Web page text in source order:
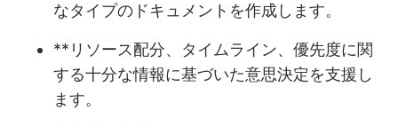
なタイプのドキュメントを作成します。
**リソース配分、タイムライン、優先度に関
する十分な情報に基づいた意思決定を支援し
ます。